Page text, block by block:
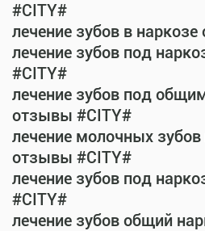
#CITY#
лечение зубов в
лечение зубов под
#CITY#
лечение зубов под
отзывы #CITY#
лечение молочных
отзывы #CITY#
лечение зубов под
#CITY#
лечение зубов общий